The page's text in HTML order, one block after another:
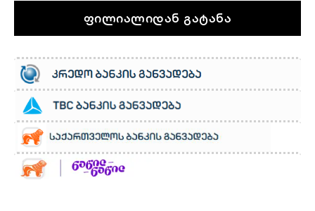
ფილიალიდან გატანა